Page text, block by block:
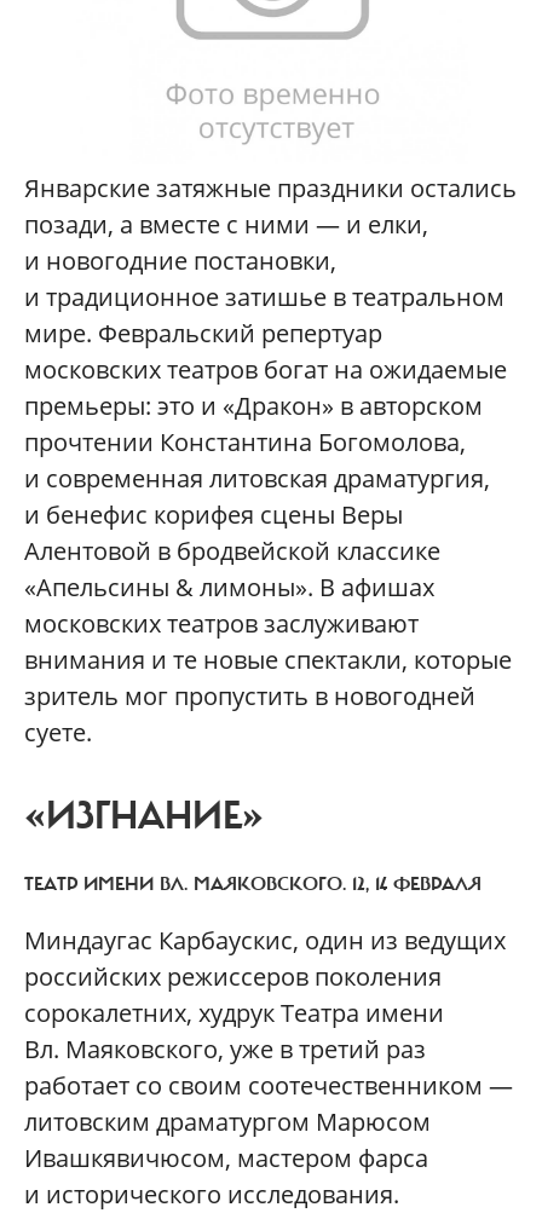
Январские затяжные праздники остались
позади, а вместе с ними — и елки,
и новогодние постановки,
и традиционное затишье в театральном
мире. Февральский репертуар
московских театров богат на ожидаемые
премьеры: это и «Дракон» в авторском
прочтении Константина Богомолова,
и современная литовская драматургия,
и бенефис корифея сцены Веры
Алентовой в бродвейской классике
«Апельсины & лимоны». В афишах
московских театров заслуживают
внимания и те новые спектакли, которые
зритель мог пропустить в новогодней
суете.
«ИЗГНАНИЕ»
ТЕАТР ИМЕНИ ВЛ. МАЯКОВСКОГО. 12, 14 ФЕВРАЛЯ
Миндаугас Карбаускис, один из ведущих
российских режиссеров поколения
сорокалетних, худрук Театра имени
Вл. Маяковского, уже в третий раз
работает со своим соотечественником —
литовским драматургом Марюсом
Ивашкявичюсом, мастером фарса
и исторического исследования.